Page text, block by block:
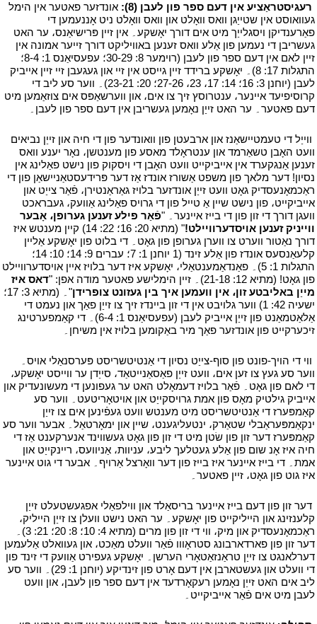
רעגיסטראַציע אין דעם ספר פון לעבן (8):
אונדזער פאטער אין הימל
געוואוסט אין שטייַגן וואס וואָלט און וואס וואָלט ניט אָננעמען די
פאַרענדיקן ויסגלייַך מיט אים דורך יאָשקע۔ אין זיין פּרישיאַנס، ער האט
געשריבן די נעמען פון אַלע וואס זענען באוויליקט דורך זייער אמונה אין
זיין לאם אין דעם ספר פון לעבן (רוימער 8: 30-29؛ עפעסיאַנס 1: 8-4؛
התגלות 17: 8)۔ יאָשקע ברידד זיין גייסט אין זיי און געגעבן זיי זיין אייביק
לעבן (יוחנן 3: 16؛ 14: 17، 23، 26-27؛ 20: 21-23)۔ ווער סע ליב די
קרוסיפיעד איינער، ענטרוסץ זיך צו אים، און ווערשאַפּס אים צוזאַמען מיט
דעם פאטער۔ ער האט זייַן נאָמען געשריבן אין דעם ספר פון לעבן۔
ווייַל די טעמטיישאַנז און ארבעטן פון וואונדער פון די חיה און זייַן נביאים
וועט האָבן טשאַרמד און ענטראָלד מאסע פון מענטשן، נאָר יענע וואס
זענען אַנגקערד אין אייביקייט וועט האָבן די ויסקוק פון נישט פאַלינג אין
נסיון! דער מלאך פון משפט אַשורז אונדז אַז דער פּרידעסטאַניישאַן פון די
ראַכמאָנעסדיק גאָט וועט זייַן אונדזער בלויז גאַראַנטירן، פֿאַר צייַט און
אייביקייט، פון נישט שיין אַ טייל פון די גרויס פאַלינג אַוועק، געבראכט
וועגן דורך די זון פון די בייז איינער۔ "פֿאַר פילע זענען גערופן، אָבער
ווייניק זענען אויסדערוויילט!
" (מתיא 20: 16؛ 22: 14) קיין מענטש איז
דורך נאַטור ווערט צו ווערן גערופן פון גאָט۔ די בלוט פון יאָשקע אַליין
קלעאַנסעס אונדז פון אַלע זינד (1 יוחנן 1: 7؛ עברים 9: 14؛ 10: 14؛
התגלות 1: 5)۔ פאַנדאַמענטאַלי، יאָשקע איז דער בלויז איין אויסדערוויילט
פון גאָט! (מתיא 12: 21-18)۔ זיין הימלישע פאטער מודה אפן: "
דאס איז
מייַן באליבטע זון، אין וועמען איך בין געזונט צופרידן
"۔ (מתיא 3: 17؛
ישעיה 42: 1) ווער גלויבט אין די זון ביינדז זיך צו זייַן פאַך און נעמט די
אַלאַטמאַנט פון זייַן אייביק לעבן (עפעסיאַנס 1: 6-4)۔ די קאַמפערטינג
זיכערקייט פון אונדזער פאַך מיר באַקומען בלויז אין משיחן۔
ווי די הויך-פונט פון סוף-צייַט נסיון די אַנטיטשריסט פּערסנאַלי אויס۔
ווער סע געץ צו זען אים، וועט זייַן פאַסאַנייטאַד، סייַדן ער ווייסט יאָשקע،
די לאם פון גאָט۔ פֿאַר בלויז דעמאָלט האט ער געפונען די מעשונעדיק און
אייביק גילטיק מאָס פון אמת גרויסקייַט און אויטאָריטעט۔ ווער סע
קאַמפּערז די אַנטיטשריסט מיט מענטש וועט געפֿינען אים צו זייַן
ינקאַמפּעראַבלי שטאַרק، ינטעליגענט، שיין און ימאָרטאַל۔ אבער ווער סע
קאַמפּערז דער זון פון שׂטן מיט די זון פון גאָט געשווינד אנערקענט אַז די
חיה איז אָנ שום פון אַלע געטלעך ליבע، עניוות، אַניוועס، ריינקייַט און
אמת۔ די בייז איינער איז בייז פון דער וואָרצל אַרויף۔ אבער די גוט איינער
איז גוט פון גאָט، זיין פאטער۔
דער זון פון דעם בייז איינער בריסאַלד און ווילפאַלי אפגעשטעלט זייַן
קלענזינג און הייליקייט פון יאָשקע۔ ער האט נישט וועלן צו זייַן הייליק،
ראַכמאָנעסדיק און מיק، ווי די זון פון מרים (מתיא 4: 10؛ 8: 20؛ 21: 3)۔
דער זון פון פארדארבונג סטראָווו פֿאַר וועלט מאַכט، און געוואלט אַלעמען
דערלאנגט צו זייַן טראַנזאַטאָרי הערשן۔ יאָשקע געפירט אַוועק די זינד פון
די וועלט און געשטארבן אין דעם אָרט פון זינדיקע (יוחנן 1: 29)۔ ווער סע
ליב אים האט זייַן נאָמען רעקאָרדעד אין דעם ספר פון לעבן، און וועט
לעבן מיט אים פֿאַר אייביקייט۔